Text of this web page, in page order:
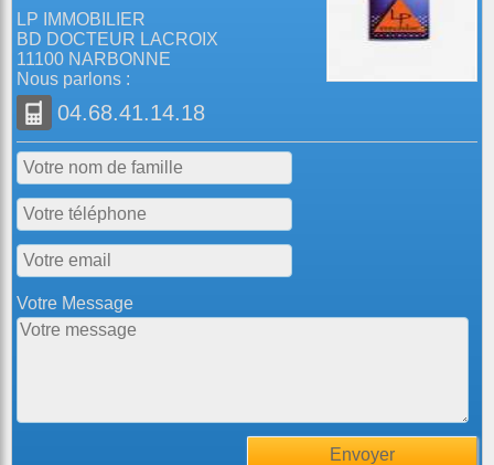
LP IMMOBILIER
BD DOCTEUR LACROIX
11100 NARBONNE
Nous parlons :
04.68.41.14.18
Votre Message